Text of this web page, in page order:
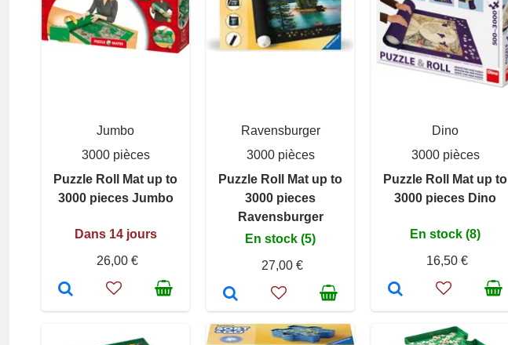
Jumbo
3000 pièces
Puzzle Roll Mat up to
3000 pieces Jumbo
Dans 14 jours
26,00 €
Ravensburger
3000 pièces
Puzzle Roll Mat up to
3000 pieces
Ravensburger
En stock (5)
27,00 €
Dino
3000 pièces
Puzzle Roll Mat up to
3000 pieces Dino
En stock (8)
16,50 €